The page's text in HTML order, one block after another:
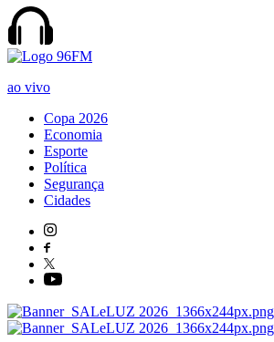
ao vivo
Copa 2026
Economia
Esporte
Política
Segurança
Cidades